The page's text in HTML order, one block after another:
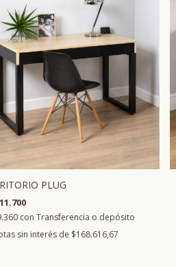
PLUG
con Transferencia o depósito
sin interés de $168.616,67